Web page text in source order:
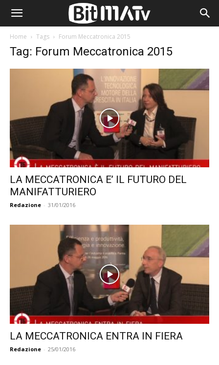
Home Tags Forum Meccatronica 2015
Tag: Forum Meccatronica 2015
LA MECCATRONICA E’ IL FUTURO DEL
MANIFATTURIERO
Redazione - 31/01/2016
LA MECCATRONICA ENTRA IN FIERA
Redazione - 25/01/2016